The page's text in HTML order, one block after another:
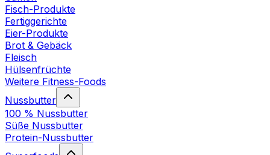
Fisch-Produkte
Fertiggerichte
Eier-Produkte
Brot & Gebäck
Fleisch
Hülsenfrüchte
Weitere Fitness-Foods
Nussbutter
100 % Nussbutter
Süße Nussbutter
Protein-Nussbutter